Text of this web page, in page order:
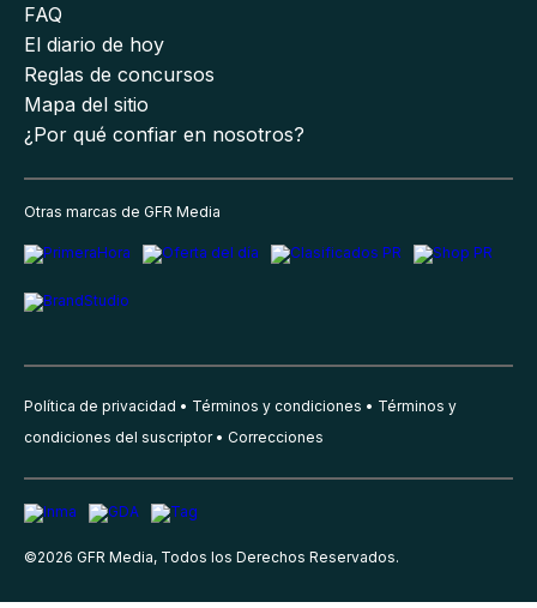
FAQ
El diario de hoy
Reglas de concursos
Mapa del sitio
¿Por qué confiar en nosotros?
Otras marcas de GFR Media
Política de privacidad Términos y condiciones
Términos y
condiciones del suscriptor
Correcciones
©2026 GFR Media, Todos los Derechos Reservados.